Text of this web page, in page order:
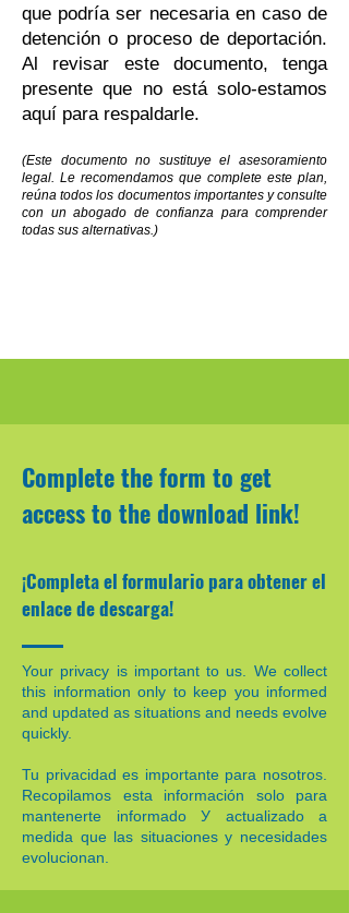
que podría ser necesaria en caso de
detención o proceso de deportación.
Al revisar este documento, tenga
presente que no está solo-estamos
aquí para respaldarle.
(Este documento no sustituye el asesoramiento
legal. Le recomendamos que complete este plan,
reúna todos los documentos importantes y consulte
con un abogado de confianza para comprender
todas sus alternativas.)
Complete the form to get
access to the download link!
¡Completa el formulario para obtener el
enlace de descarga!
Your privacy is important to us. We collect
this information only to keep you informed
and updated as situations and needs evolve
quickly.
Tu privacidad es importante para nosotros.
Recopilamos esta información solo para
mantenerte informado У actualizado a
medida que las situaciones y necesidades
evolucionan.